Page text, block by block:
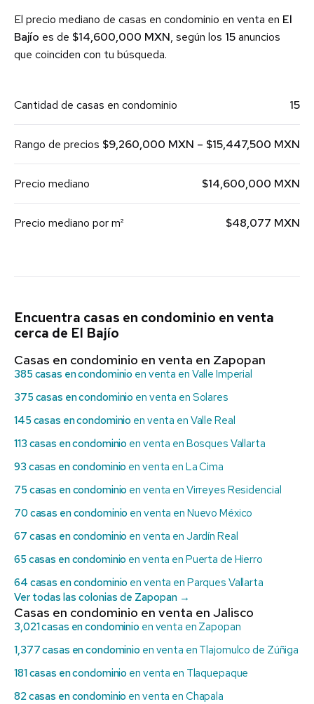
El precio mediano de casas en condominio en venta en El
Bajío es de $14,600,000 MXN, según los 15anuncios
que coinciden con tu búsqueda.
Cantidad de casas en condominio 15
Rango de precios $9,260,000 MXN – $15,447,500 MXN
Precio mediano $14,600,000 MXN
Precio mediano por m² $48,077 MXN
Encuentra casas en condominio en venta
cerca de El Bajío
Casas en condominio en venta en Zapopan
385 casas en condominio en venta en Valle Imperial
375 casas en condominio en venta en Solares
145 casas en condominio en venta en Valle Real
113 casas en condominio en venta en Bosques Vallarta
93 casas en condominio en venta en La Cima
75 casas en condominio en venta en Virreyes Residencial
70 casas en condominio en venta en Nuevo México
67 casas en condominio en venta en Jardín Real
65 casas en condominio en venta en Puerta de Hierro
64 casas en condominio en venta en Parques Vallarta
Ver todas las colonias de Zapopan →
Casas en condominio en venta en Jalisco
3,021 casas en condominio en venta en Zapopan
1,377 casas en condominio en venta en Tlajomulco de Zúñiga
181 casas en condominio en venta en Tlaquepaque
82 casas en condominio en venta en Chapala